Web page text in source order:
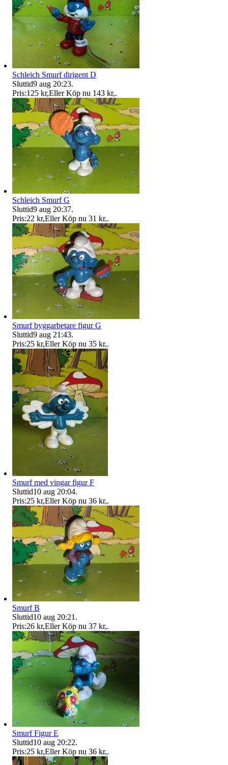
Schleich Smurf dirigent D
Sluttid9 aug 20:23.
Pris:125 kr,Eller Köp nu 143 kr,.
Schleich Smurf G
Sluttid9 aug 20:37.
Pris:22 kr,Eller Köp nu 31 kr,.
Smurf byggarbetare figur G
Sluttid9 aug 21:43.
Pris:25 kr,Eller Köp nu 35 kr,.
Smurf med vingar figur F
Sluttid10 aug 20:04.
Pris:25 kr,Eller Köp nu 36 kr,.
Smurf B
Sluttid10 aug 20:21 .
Pris:26 kr,Eller Köp nu 37 kr,.
Smurf Figur E
Sluttid10 aug 20:22.
Pris:25 kr,Eller Köp nu 36 kr,.